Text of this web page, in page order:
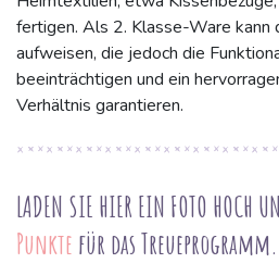
fertigen. Als 2. Klasse-Ware
aufweisen, die jedoch die
beeinträchtigen und ein
Verhältnis garantieren.
LADEN SIE HIER EIN FOTO HOCH
Punkte für das Treueprogramm.